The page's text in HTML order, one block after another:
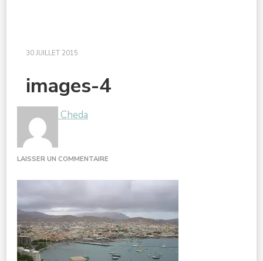
30 JUILLET 2015
images-4
Cheda
LAISSER UN COMMENTAIRE
4